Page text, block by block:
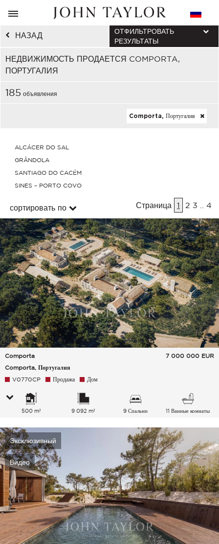
НАЗАД
НЕДВИЖИМОСТЬ ПРОДАЕТСЯ COMPORTA,
ПОРТУГАЛИЯ
ОТФИЛЬТРОВАТЬ
РЕЗУЛЬТАТЫ
185 объявления
Comporta, Португалия
ALCÁCER DO SAL
GRÂNDOLA
SANTIAGO DO CACÉM
SINES – PORTO COVO
сортировать по Страница 1 2 3 4
Comporta
Comporta, Португалия
7 000 000 EUR
V0770CP Продажа Дом
500 m² 9 092 m² 9 Спальни 11 Ванные комнаты
Эксклюзивный
Видео